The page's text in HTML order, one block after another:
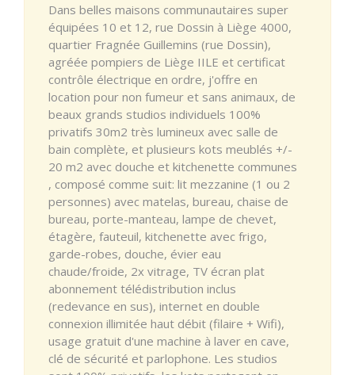
Dans belles maisons communautaires super
équipées 10 et 12, rue Dossin à Liège 4000,
quartier Fragnée Guillemins (rue Dossin),
agréée pompiers de Liège IILE et certificat
contrôle électrique en ordre, j'offre en
location pour non fumeur et sans animaux, de
beaux grands studios individuels 100%
privatifs 30m2 très lumineux avec salle de
bain complète, et plusieurs kots meublés +/-
20 m2 avec douche et kitchenette communes
, composé comme suit: lit mezzanine (1 ou 2
personnes) avec matelas, bureau, chaise de
bureau, porte-manteau, lampe de chevet,
étagère, fauteuil, kitchenette avec frigo,
garde-robes, douche, évier eau
chaude/froide, 2x vitrage, TV écran plat
abonnement télédistribution inclus
(redevance en sus), internet en double
connexion illimitée haut débit (filaire + Wifi),
usage gratuit d'une machine à laver en cave,
clé de sécurité et parlophone. Les studios